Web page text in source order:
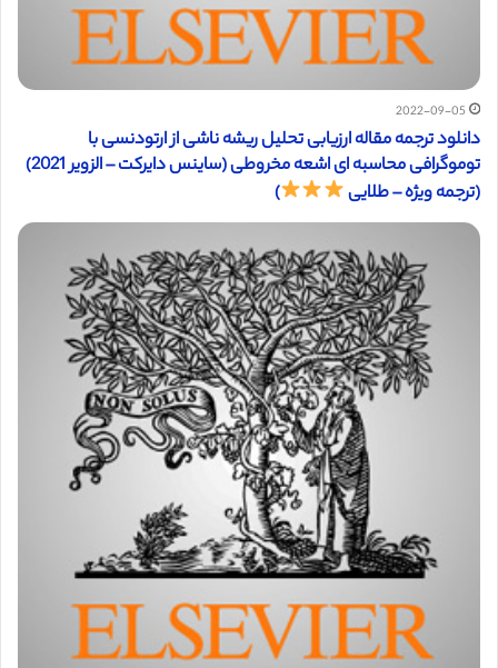
2022-09-05
دانلود ترجمه مقاله ارزیابی تحلیل ریشه ناشی از ارتودنسی با
توموگرافی محاسبه ای اشعه مخروطی (ساینس دایرکت – الزویر 2021)
(ترجمه ویژه – طلایی
)